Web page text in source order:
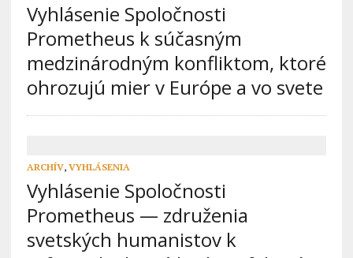
Vyhlásenie Spoločnosti
Prometheus k súčasným
medzinárodným konfliktom, ktoré
ohrozujú mier v Európe a vo svete
ARCHÍV, VYHLÁSENIA
Vyhlásenie Spoločnosti
Prometheus — združenia
svetských humanistov k